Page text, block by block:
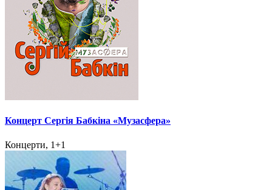
Концерт Сергія Бабкіна «Музасфера»
Концерти, 1+1